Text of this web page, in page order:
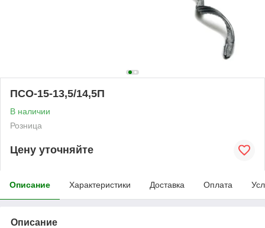
ПСО-15-13,5/14,5П
В наличии
Розница
Цену уточняйте
Описание Характеристики Доставка Оплата
Описание